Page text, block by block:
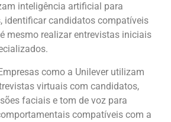
inteligência artificial para
identificar candidatos compatíveis
mesmo realizar entrevistas iniciais
como a Unilever utilizam
virtuais com candidatos,
faciais e tom de voz para
compatíveis com a